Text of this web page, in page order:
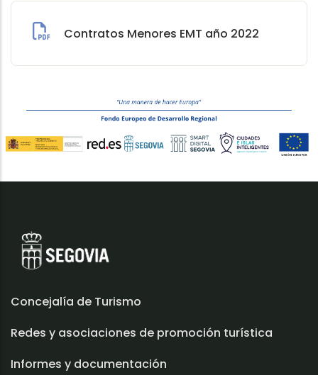
Contratos Menores EMT año 2022
Concejalía de Turismo
Redes y asociaciones de promoción turística
Informes y documentación